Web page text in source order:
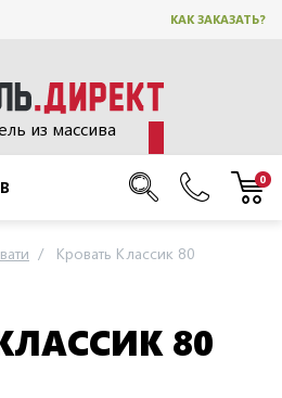
КАК ЗАКАЗАТЬ?
из массива
0
Кровать Классик 80
80